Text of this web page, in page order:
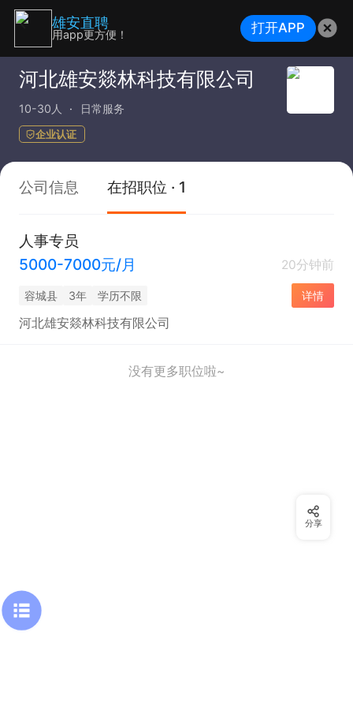
河北雄安燚林科技有限公司
10-30人 日常服务
企业认证
公司信息 在招职位 · 1
人事专员
5000-7000元/月
20分钟前
容城县 3年 学历不限 详情
河北雄安燚林科技有限公司
没有更多职位啦~
分享
雄安直聘
用app更方便！ 打开APP